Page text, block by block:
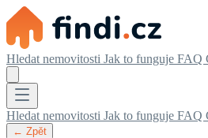
Hledat nemovitosti Jak to funguje FAQ
Hledat nemovitosti Jak to funguje FAQ
← Zpět